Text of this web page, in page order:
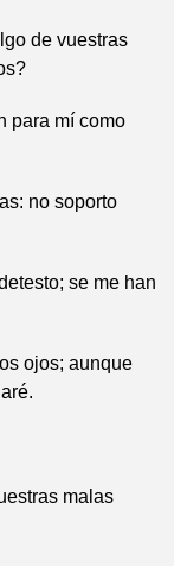
de vuestras
para mí como
no soporto
se me han
ojos; aunque
malas